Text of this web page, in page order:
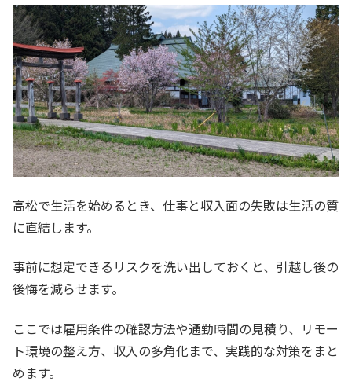
高松で生活を始めるとき、仕事と収入面の失敗は生活の質
に直結します。
事前に想定できるリスクを洗い出しておくと、引越し後の
後悔を減らせます。
ここでは雇用条件の確認方法や通勤時間の見積り、リモー
ト環境の整え方、収入の多角化まで、実践的な対策をまと
めます。